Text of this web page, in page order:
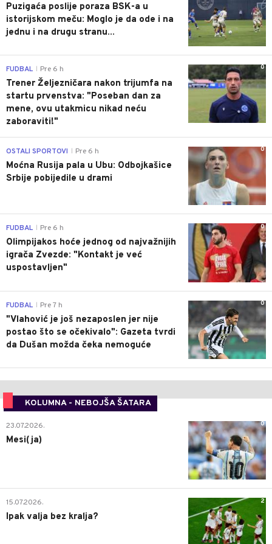
Puzigaća poslije poraza BSK-a u
istorijskom meču: Moglo je da ode i na
jednu i na drugu stranu...
0
FUDBAL Pre 6 h
Trener Željezničara nakon trijumfa na
startu prvenstva: "Poseban dan za
mene, ovu utakmicu nikad neću
zaboraviti!"
0
OSTALI SPORTOVI Pre 6 h
Moćna Rusija pala u Ubu: Odbojkašice
Srbije pobijedile u drami
0
FUDBAL Pre 6 h
Olimpijakos hoće jednog od najvažnijih
igrača Zvezde: "Kontakt je već
uspostavljen"
0
FUDBAL Pre 7 h
"Vlahović je još nezaposlen jer nije
postao što se očekivalo": Gazeta tvrdi
da Dušan možda čeka nemoguće
KOLUMNA - NEBOJŠA ŠATARA
0
23.07.2026.
Mesi(ja)
2
15.07.2026.
Ipak valja bez kralja?